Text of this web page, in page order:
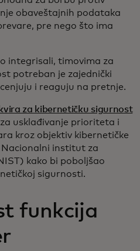
obaveštajnih podataka
pre nego što ima
integrisali, timovima za
potreban je zajednički
i reaguju na pretnje.
za kibernetičku sigurnost
usklađivanje prioriteta i
kroz objektiv kibernetičke
institut za
kako bi poboljšao
sigurnosti.
funkcija